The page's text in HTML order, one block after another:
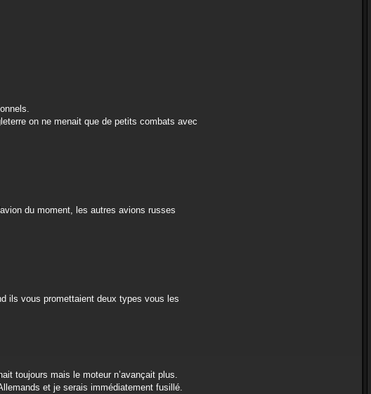
on ne menait que de petits combats avec
du moment, les autres avions russes
ils vous promettaient deux types vous les
toujours mais le moteur n’avançait plus.
et je serais immédiatement fusillé.